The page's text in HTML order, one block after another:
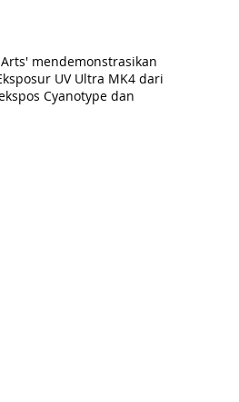
mendemonstrasikan
UV Ultra MK4 dari
Cyanotype dan